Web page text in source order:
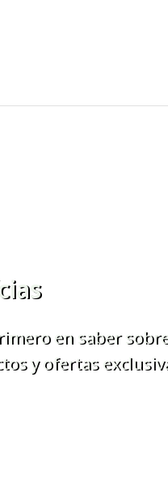
en saber
y ofertas